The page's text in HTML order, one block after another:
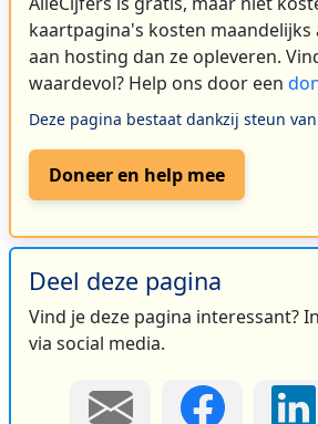
kaartpagina's kosten maandelijks
aan hosting dan ze opleveren.
waardevol? Help ons door een
Deze pagina bestaat dankzij steun
Doneer en help mee
Deel deze pagina
Vind je deze pagina interessant?
via social media.